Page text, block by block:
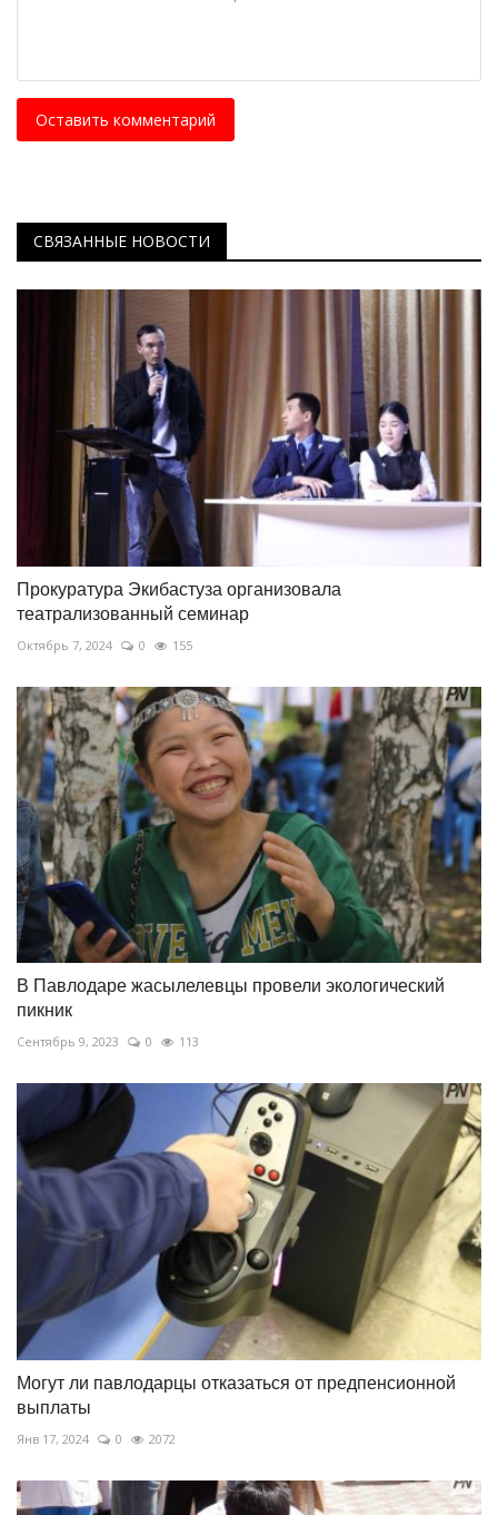
Оставить комментарий
СВЯЗАННЫЕ НОВОСТИ
Прокуратура Экибастуза организовала
театрализованный семинар
Октябрь 7, 2024 0 155
В Павлодаре жасылелевцы провели экологический
пикник
Сентябрь 9, 2023 0 113
Могут ли павлодарцы отказаться от предпенсионной
выплаты
Янв 17, 2024 0 2072